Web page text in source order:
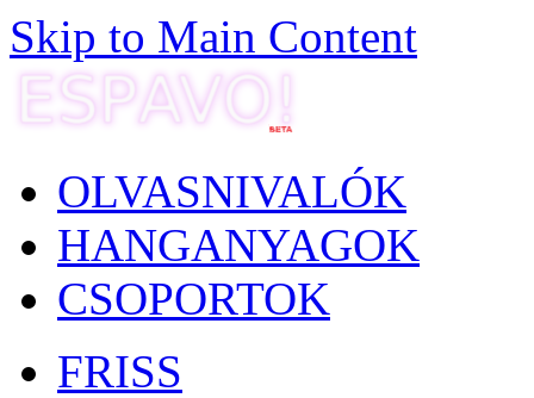
Skip to Main Content
OLVASNIVALÓK
HANGANYAGOK
CSOPORTOK
FRISS